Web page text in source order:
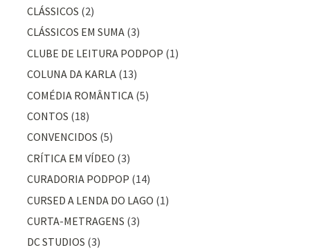
CLÁSSICOS (2)
CLÁSSICOS EM SUMA (3)
CLUBE DE LEITURA PODPOP (1)
COLUNA DA KARLA (13)
COMÉDIA ROMÂNTICA (5)
CONTOS (18)
CONVENCIDOS (5)
CRÍTICA EM VÍDEO (3)
CURADORIA PODPOP (14)
CURSED A LENDA DO LAGO (1)
CURTA-METRAGENS (3)
DC STUDIOS (3)